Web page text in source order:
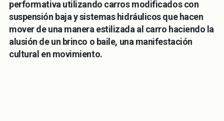
performativa utilizando carros modificados con
suspensión baja y sistemas hidráulicos que hacen
mover de una manera estilizada al carro haciendo la
alusión de un brinco o baile, una manifestación
cultural en movimiento.